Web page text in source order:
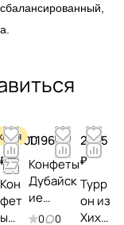
23 200
₽
Кон
фет
ы
1 196 ₽
Конфеты
Дубайск
ие
Chokode
0
0
2 175
₽
Турр
он из
Хихо